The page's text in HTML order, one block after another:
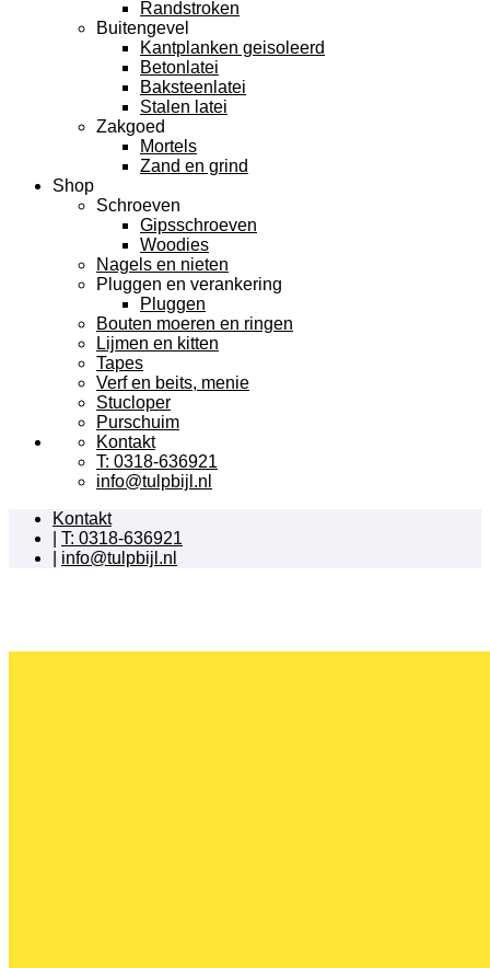
Randstroken
Buitengevel
Kantplanken geisoleerd
Betonlatei
Baksteenlatei
Stalen latei
Zakgoed
Mortels
Zand en grind
Shop
Schroeven
Gipsschroeven
Woodies
Nagels en nieten
Pluggen en verankering
Pluggen
Bouten moeren en ringen
Lijmen en kitten
Tapes
Verf en beits, menie
Stucloper
Purschuim
Kontakt
T: 0318-636921
info@tulpbijl.nl
Kontakt
T: 0318-636921
info@tulpbijl.nl